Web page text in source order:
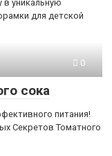
уникальную
для детской
0
сока
питания!
Секретов Томатного